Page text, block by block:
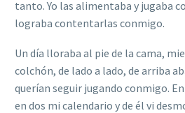
tanto. Yo las alimentaba y jugaba
lograba contentarlas conmigo.
Un día lloraba al pie de la cama,
colchón, de lado a lado, de arriba
querían seguir jugando conmigo.
en dos mi calendario y de él vi